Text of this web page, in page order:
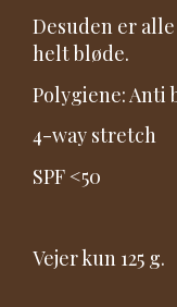
Desuden er
helt bløde.
Polygiene:
4-way stretch
SPF <50
Vejer kun 125 g.